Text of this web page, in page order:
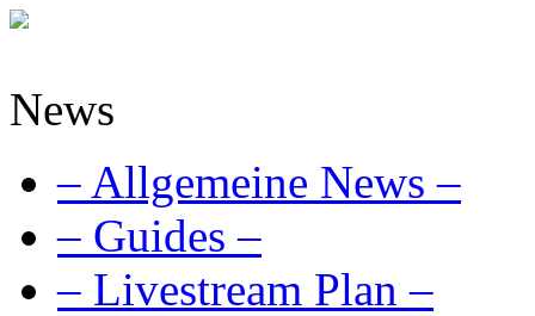
News
– Allgemeine News –
– Guides –
– Livestream Plan –